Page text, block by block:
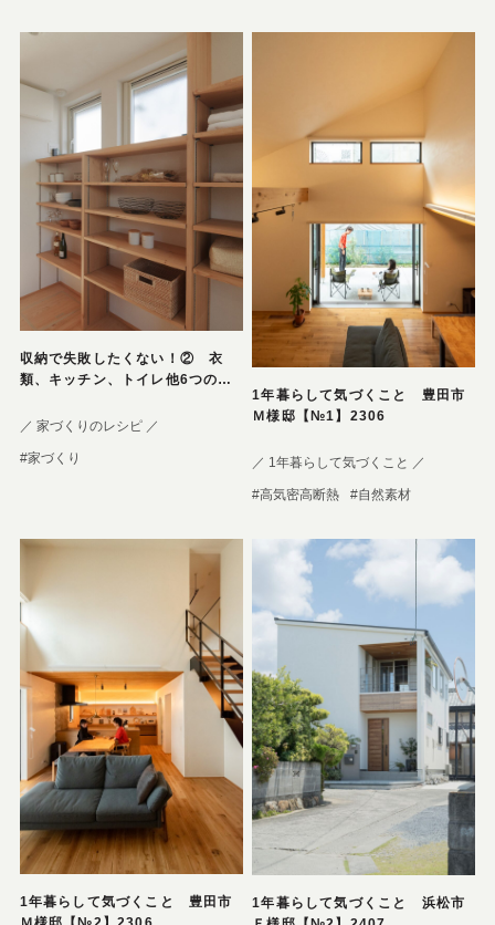
収納で失敗したくない！② 衣
類、キッチン、トイレ他6つの収
／ 家づくりのレシピ ／
#家づくり
1年暮らして気づくこと 豊田市
Ｍ様邸【№1】2306
／ 1年暮らして気づくこと ／
#高気密高断熱 #自然素材
1年暮らして気づくこと 豊田市
1年暮らして気づくこと 浜松市